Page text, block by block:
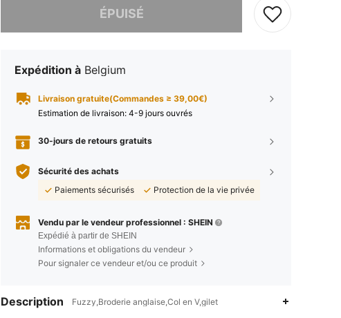
ÉPUISÉ
Expédition à Belgium
Livraison gratuite(Commandes ≥ 39,00€)
Estimation de livraison: 4-9 jours ouvrés
30-jours de retours gratuits
Sécurité des achats
Paiements sécurisés
Protection de la vie privée
Vendu par le vendeur professionnel : SHEIN
Expédié à partir de SHEIN
Informations et obligations du vendeur
Pour signaler ce vendeur et/ou ce produit
Description Fuzzy,Broderie anglaise,Col en V,gilet